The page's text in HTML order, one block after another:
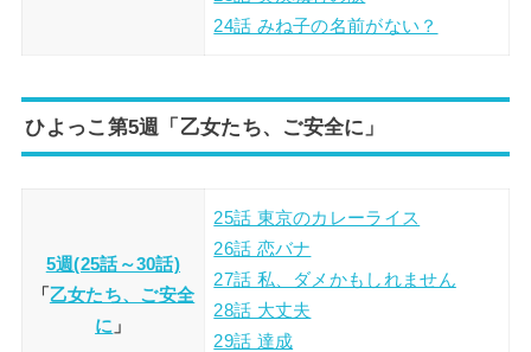
24話 みね子の名前がない？
ひよっこ第5週「乙女たち、ご安全に」
5週(25話～30話)
「 乙女たち、ご安全
に 」
25話 東京のカレーライス
26話 恋バナ
27話 私、ダメかもしれません
28話 大丈夫
29話 達成